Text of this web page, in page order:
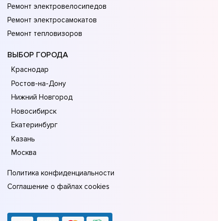
Ремонт электровелосипедов
Ремонт электросамокатов
Ремонт тепловизоров
ВЫБОР ГОРОДА
Краснодар
Ростов-на-Дону
Нижний Новгород
Новосибирск
Екатеринбург
Казань
Москва
Политика конфиденциальности
Соглашение о файлах cookies